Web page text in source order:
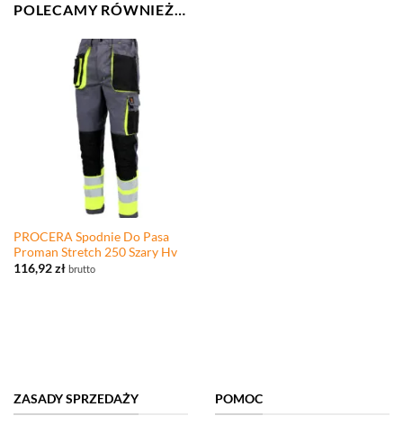
POLECAMY RÓWNIEŻ…
PROCERA Spodnie Do Pasa
Proman Stretch 250 Szary Hv
116,92zł brutto
ZASADY SPRZEDAŻY POMOC